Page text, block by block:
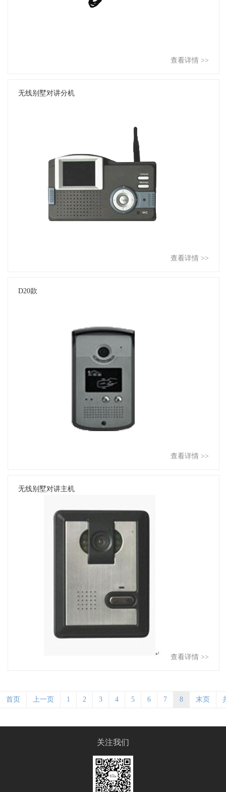
查看详情 >>
无线别墅对讲分机
查看详情 >>
D20款
查看详情 >>
无线别墅对讲主机
查看详情 >>
首页 上一页 1 2 3 4 5 6 7 8 末页
关注我们